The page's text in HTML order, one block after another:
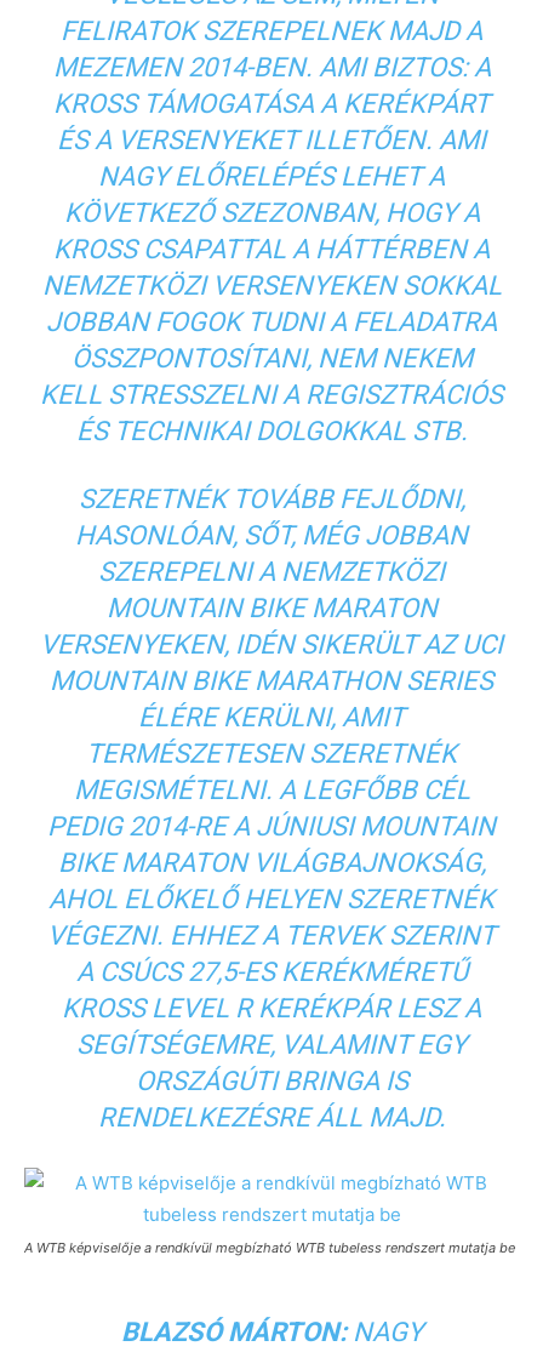
FELIRATOK SZEREPELNEK MAJD A
MEZEMEN 2014-BEN. AMI BIZTOS: A
KROSS TÁMOGATÁSA A KERÉKPÁRT
ÉS A VERSENYEKET ILLETŐEN. AMI
NAGY ELŐRELÉPÉS LEHET A
KÖVETKEZŐ SZEZONBAN, HOGY A
KROSS CSAPATTAL A HÁTTÉRBEN A
NEMZETKÖZI VERSENYEKEN SOKKAL
JOBBAN FOGOK TUDNI A FELADATRA
ÖSSZPONTOSÍTANI, NEM NEKEM
KELL STRESSZELNI A REGISZTRÁCIÓS
ÉS TECHNIKAI DOLGOKKAL STB.
SZERETNÉK TOVÁBB FEJLŐDNI,
HASONLÓAN, SŐT, MÉG JOBBAN
SZEREPELNI A NEMZETKÖZI
MOUNTAIN BIKE MARATON
VERSENYEKEN, IDÉN SIKERÜLT AZ UCI
MOUNTAIN BIKE MARATHON SERIES
ÉLÉRE KERÜLNI, AMIT
TERMÉSZETESEN SZERETNÉK
MEGISMÉTELNI. A LEGFŐBB CÉL
PEDIG 2014-RE A JÚNIUSI MOUNTAIN
BIKE MARATON VILÁGBAJNOKSÁG,
AHOL ELŐKELŐ HELYEN SZERETNÉK
VÉGEZNI. EHHEZ A TERVEK SZERINT
A CSÚCS 27,5-ES KERÉKMÉRETŰ
KROSS LEVEL R KERÉKPÁR LESZ A
SEGÍTSÉGEMRE, VALAMINT EGY
ORSZÁGÚTI BRINGA IS
RENDELKEZÉSRE ÁLL MAJD.
A WTB képviselője a rendkívül megbízható WTB tubeless rendszert mutatja be
BLAZSÓ MÁRTON:NAGY